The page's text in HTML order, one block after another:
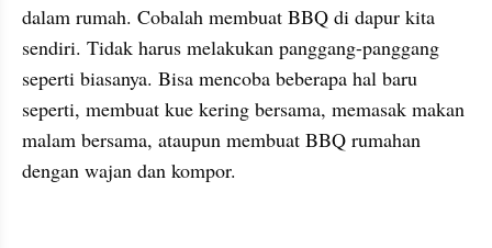
dalam rumah. Cobalah membuat BBQ di dapur kita
sendiri. Tidak harus melakukan panggang-panggang
seperti biasanya. Bisa mencoba beberapa hal baru
seperti, membuat kue kering bersama, memasak makan
malam bersama, ataupun membuat BBQ rumahan
dengan wajan dan kompor.